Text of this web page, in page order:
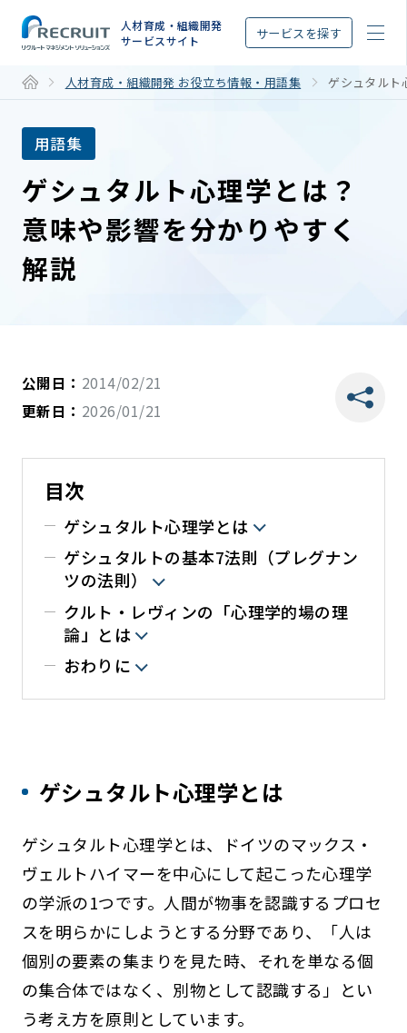
人材育成・組織開発
サービスサイト
サービスを探す
人材育成・組織開発 お役立ち情報・用語集 ゲシュタルト
用語集
ゲシュタルト心理学とは？
意味や影響を分かりやすく
解説
公開日： 2014/02/21
更新日： 2026/01/21
目次
ゲシュタルト心理学とは
ゲシュタルトの基本7法則（プレグナン
ツの法則）
クルト・レヴィンの「心理学的場の理
論」とは
おわりに
ゲシュタルト心理学とは
ゲシュタルト心理学とは、ドイツのマックス・
ヴェルトハイマーを中心にして起こった心理学
の学派の1つです。人間が物事を認識するプロセ
スを明らかにしようとする分野であり、「人は
個別の要素の集まりを見た時、それを単なる個
の集合体ではなく、別物として認識する」とい
う考え方を原則としています。